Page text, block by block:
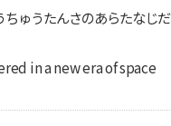
ゅうたんさのあらたなじだ
in a new era of space